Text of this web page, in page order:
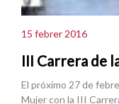
15 febrer 2016
III Carrera de
El próximo 27 de
Mujer con la III